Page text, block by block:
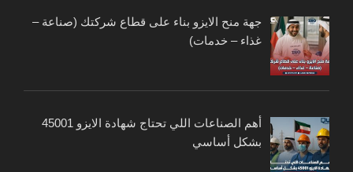
جهة منح الايزو بناء على قطاع شركتك (صناعة –
غذاء – خدمات)
أهم الصناعات اللي تحتاج شهادة الايزو 45001
بشكل أساسي